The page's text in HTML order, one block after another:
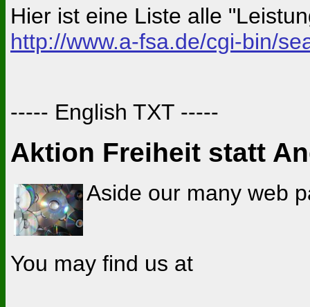
Hier ist eine Liste alle
http://www.a-fsa.de/cgi-bin/
----- English TXT -----
Aktion Freiheit statt
Aside our many web
You may find us at